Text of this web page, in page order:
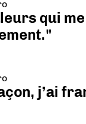
qui
j’ai